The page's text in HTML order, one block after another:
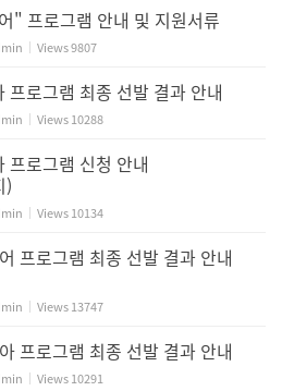
" 프로그램 안내 및 지원서류
Views9807
프로그램 최종 선발 결과 안내
Views10288
프로그램 신청 안내
)
Views10134
프로그램 최종 선발 결과 안내
Views13747
프로그램 최종 선발 결과 안내
Views10291